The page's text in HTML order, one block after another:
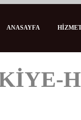
ANASAYFA